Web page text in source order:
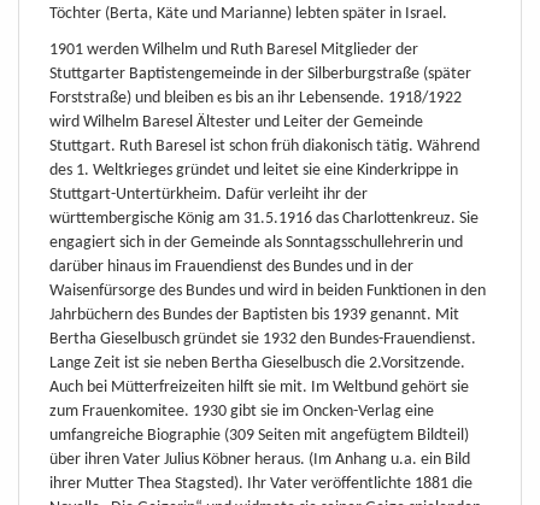
Töchter (Berta, Käte und Marianne) lebten später in Israel.
1901 werden Wilhelm und Ruth Baresel Mitglieder der
Stuttgarter Baptistengemeinde in der Silberburgstraße (später
Forststraße) und bleiben es bis an ihr Lebensende. 1918/1922
wird Wilhelm Baresel Ältester und Leiter der Gemeinde
Stuttgart. Ruth Baresel ist schon früh diakonisch tätig. Während
des 1. Weltkrieges gründet und leitet sie eine Kinderkrippe in
Stuttgart-Untertürkheim. Dafür verleiht ihr der
württembergische König am 31.5.1916 das Charlottenkreuz. Sie
engagiert sich in der Gemeinde als Sonntagsschullehrerin und
darüber hinaus im Frauendienst des Bundes und in der
Waisenfürsorge des Bundes und wird in beiden Funktionen in den
Jahrbüchern des Bundes der Baptisten bis 1939 genannt. Mit
Bertha Gieselbusch gründet sie 1932 den Bundes-Frauendienst.
Lange Zeit ist sie neben Bertha Gieselbusch die 2.Vorsitzende.
Auch bei Mütterfreizeiten hilft sie mit. Im Weltbund gehört sie
zum Frauenkomitee. 1930 gibt sie im Oncken-Verlag eine
umfangreiche Biographie (309 Seiten mit angefügtem Bildteil)
über ihren Vater Julius Köbner heraus. (Im Anhang u.a. ein Bild
ihrer Mutter Thea Stagsted). Ihr Vater veröffentlichte 1881 die